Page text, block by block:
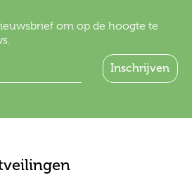
om op de hoogte te